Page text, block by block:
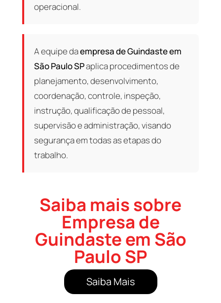
operacional.
A equipe daempresa de Guindaste em
São Paulo SPaplica procedimentos de
planejamento, desenvolvimento,
coordenação, controle, inspeção,
instrução, qualificação de pessoal,
supervisão e administração, visando
segurança em todas as etapas do
trabalho.
Saiba mais sobre
Empresa de
Guindaste em São
Paulo SP
Saiba Mais